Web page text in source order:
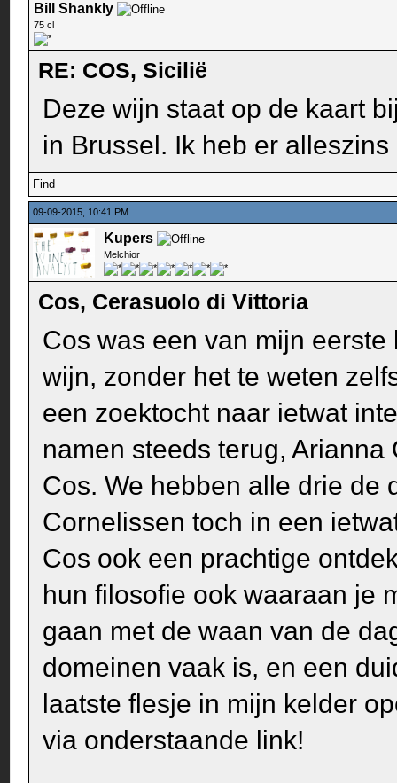
Bill Shankly
75 cl
RE: COS, Sicilië
Deze wijn staat op de kaart
in Brussel. Ik heb er
Find
09-09-2015, 10:41 PM
Kupers
Melchior
Cos, Cerasuolo di Vittoria
Cos was een van mijn
wijn, zonder het te weten
een zoektocht naar ietwat
namen steeds terug,
Cos. We hebben alle drie de
Cornelissen toch in een
Cos ook een prachtige
hun filosofie ook waaraan je
gaan met de waan van de
domeinen vaak is, en een
laatste flesje in mijn kelder
via onderstaande link!